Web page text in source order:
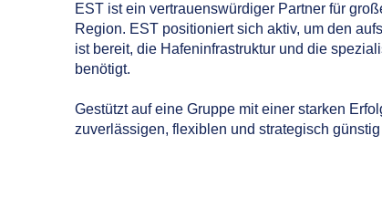
EST ist ein vertrauenswürdiger Partner für
Region. EST positioniert sich aktiv, um den
ist bereit, die Hafeninfrastruktur und die
benötigt.
Gestützt auf eine Gruppe mit einer starken
zuverlässigen, flexiblen und strategisch